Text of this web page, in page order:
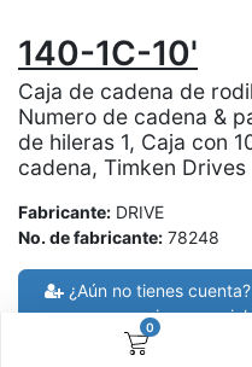
0
140-1C-10'
Caja de cadena de
Numero de cadena &
de hileras 1, Caja con
cadena, Timken Drives
Fabricante: DRIVE
No. de fabricante: 78248
¿Aún no tienes
precios